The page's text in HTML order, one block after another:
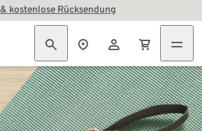
kostenlose Rücksendung